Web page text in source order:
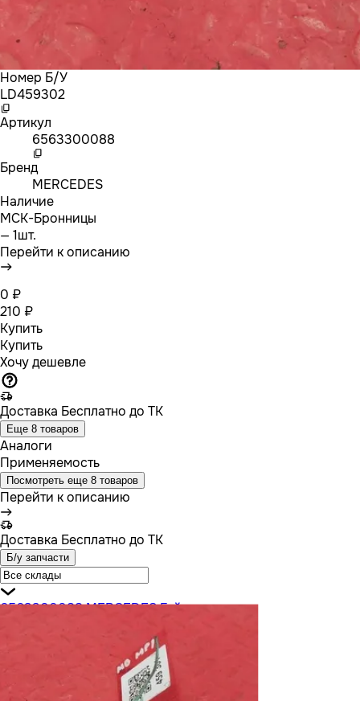
Номер Б/У
LD459302
Артикул
6563300088
Бренд
MERCEDES
Наличие
МСК-Бронницы
— 1шт.
Перейти к описанию
0 ₽
210 ₽
Купить
Купить
Хочу дешевле
Доставка Бесплатно до ТК
Еще 8 товаров
Аналоги
Применяемость
Посмотреть еще 8 товаров
Перейти к описанию
Доставка Бесплатно до ТК
Б/у запчасти
6563300088 MERCEDES Гайка ступицы